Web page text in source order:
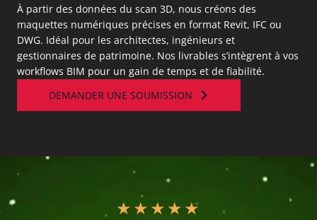
À partir des données du scan 3D, nous créons des
maquettes numériques précises en format Revit, IFC ou
DWG. Idéal pour les architectes, ingénieurs et
gestionnaires de patrimoine. Nos livrables s’intègrent à vos
workflows BIM pour un gain de temps et de fiabilité.
DEMANDER UNE SOUMISSION
★★★★★